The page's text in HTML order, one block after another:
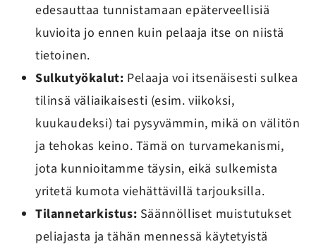
edesauttaa tunnistamaan epäterveellisiä
kuvioita jo ennen kuin pelaaja itse on niistä
tietoinen.
Sulkutyökalut: Pelaaja voi itsenäisesti sulkea
tilinsä väliaikaisesti (esim. viikoksi,
kuukaudeksi) tai pysyvämmin, mikä on välitön
ja tehokas keino. Tämä on turvamekanismi,
jota kunnioitamme täysin, eikä sulkemista
yritetä kumota viehättävillä tarjouksilla.
Tilannetarkistus: Säännölliset muistutukset
peliajasta ja tähän mennessä käytetyistä